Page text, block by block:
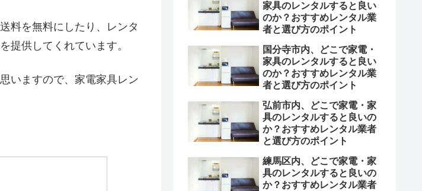
料を無料にしたり、レンタ
提供してくれています。
いますので、家電家具レン
家具のレンタルすると良い
のか？おすすめレンタル業
者と選び方のポイント
国分寺市内、どこで家電・
家具のレンタルすると良い
のか？おすすめレンタル業
者と選び方のポイント
弘前市内、どこで家電・家
具のレンタルすると良いの
か？おすすめレンタル業者
と選び方のポイント
練馬区内、どこで家電・家
具のレンタルすると良いの
か？おすすめレンタル業者